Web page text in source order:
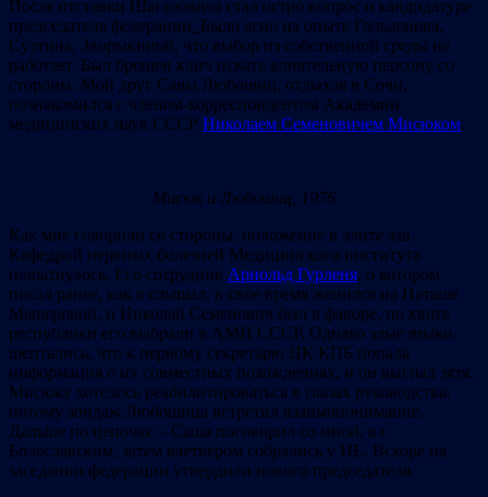
После отставки Шагаловича стал остро вопрос о кандидатуре
председателя федерации. Было ясно на опыте Гольденова,
Суэтина, Зворыкиной, что выбор из собственной среды не
работает. Был брошен клич искать влиятельную персону со
стороны. Мой друг Саша Любошиц, отдыхая в Сочи,
познакомился с членом-корреспондентом Академии
медицинских наук СССР Николаем Семеновичем Мисюком.
Мисюк и Любошиц, 1976
Как мне говорили со стороны, положение в элите зав.
Кафедрой нервных болезней Медицинского института
пошатнулось. Его сотрудник Арнольд Гурленя, о котором
писал ранее, как я слышал, в свое время женился на Наташе
Машеровой, и Николай Семенович был в фаворе, по квоте
республики его выбрали в АМН СССР. Однако злые языки
шептались, что к первому секретарю ЦК КПБ попала
информация о их совместных похождениях, и он выгнал зятя.
Мисюку хотелось реабилитироваться в глазах руководства,
потому зондаж Любошица встретил взаимопонимание.
Дальше по цепочке – Саша поговорил со мной, я с
Болеславским, затем вчетвером собрались у ИЕ. Вскоре на
заседании федерации утвердили нового председателя.